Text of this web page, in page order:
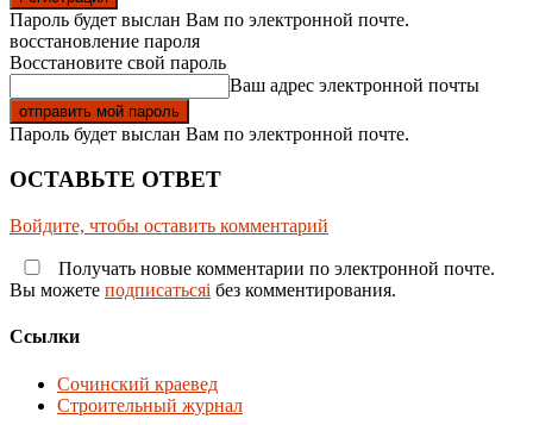
Пароль будет выслан Вам по электронной почте.
восстановление пароля
Восстановите свой пароль
Ваш адрес электронной почты
Пароль будет выслан Вам по электронной почте.
ОСТАВЬТЕ ОТВЕТ
Войдите, чтобы оставить комментарий
Получать новые комментарии по электронной почте.
Вы можете подписатьсяi без комментирования.
Ссылки
Сочинский краевед
Строительный журнал